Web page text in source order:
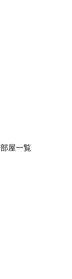
部屋一覧